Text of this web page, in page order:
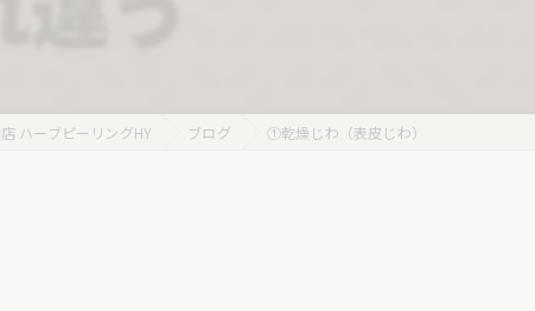
ハーブピーリングHY ブログ ①乾燥じわ（表皮じわ）